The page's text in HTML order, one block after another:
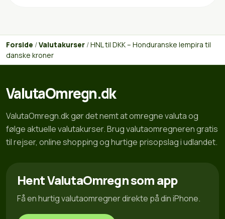
Forside /Valutakurser /HNL til DKK – Honduranske lempira til
danske kroner
ValutaOmregn.dk
ValutaOmregn.dk gør det nemt at omregne valuta og
følge aktuelle valutakurser. Brug valutaomregneren gratis
til rejser, online shopping og hurtige prisopslag i udlandet.
Hent ValutaOmregn som app
Få en hurtig valutaomregner direkte på din iPhone.